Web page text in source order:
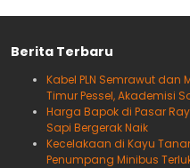
Berita Terbaru
Kabel PLN Semrawut
Timur Pessel, Akademisi
Harga Bapok di Pasar
Sapi Bergerak Naik
Kecelakaan di Kayu
Penumpang Minibus